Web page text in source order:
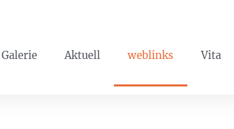
Galerie Aktuell weblinks Vita